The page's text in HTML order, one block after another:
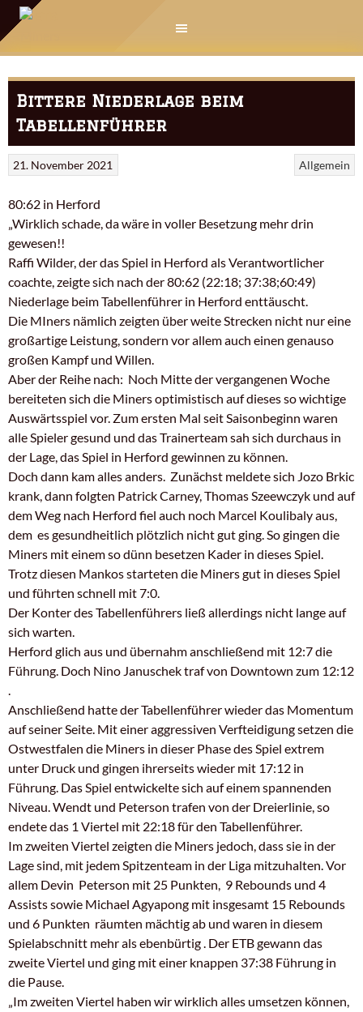
Springe
zum
Bittere Niederlage beim
Tabellenführer
Allgemein
21. November 2021
80:62 in Herford
„Wirklich schade, da wäre in voller Besetzung mehr drin
gewesen!!
Raffi Wilder, der das Spiel in Herford als Verantwortlicher
coachte, zeigte sich nach der 80:62 (22:18; 37:38;60:49)
Niederlage beim Tabellenführer in Herford enttäuscht.
Die MIners nämlich zeigten über weite Strecken nicht nur eine
großartige Leistung, sondern vor allem auch einen genauso
großen Kampf und Willen.
Aber der Reihe nach: Noch Mitte der vergangenen Woche
bereiteten sich die Miners optimistisch auf dieses so wichtige
Auswärtsspiel vor. Zum ersten Mal seit Saisonbeginn waren
alle Spieler gesund und das Trainerteam sah sich durchaus in
der Lage, das Spiel in Herford gewinnen zu können.
Doch dann kam alles anders. Zunächst meldete sich Jozo Brkic
krank, dann folgten Patrick Carney, Thomas Szeewczyk und auf
dem Weg nach Herford fiel auch noch Marcel Koulibaly aus,
dem es gesundheitlich plötzlich nicht gut ging. So gingen die
Miners mit einem so dünn besetzen Kader in dieses Spiel.
Trotz diesen Mankos starteten die Miners gut in dieses Spiel
und führten schnell mit 7:0.
Der Konter des Tabellenführers ließ allerdings nicht lange auf
sich warten.
Herford glich aus und übernahm anschließend mit 12:7 die
Führung. Doch Nino Januschek traf von Downtown zum 12:12
Anschließend hatte der Tabellenführer wieder das Momentum
auf seiner Seite. Mit einer aggressiven Verfteidigung setzen die
Ostwestfalen die Miners in dieser Phase des Spiel extrem
unter Druck und gingen ihrerseits wieder mit 17:12 in
Führung. Das Spiel entwickelte sich auf einem spannenden
Niveau. Wendt und Peterson trafen von der Dreierlinie, so
endete das 1 Viertel mit 22:18 für den Tabellenführer.
Im zweiten Viertel zeigten die Miners jedoch, dass sie in der
Lage sind, mit jedem Spitzenteam in der Liga mitzuhalten. Vor
allem Devin Peterson mit 25 Punkten, 9 Rebounds und 4
Assists sowie Michael Agyapong mit insgesamt 15 Rebounds
und 6 Punkten räumten mächtig ab und waren in diesem
Spielabschnitt mehr als ebenbürtig . Der ETB gewann das
zweite Viertel und ging mit einer knappen 37:38 Führung in
die Pause.
„Im zweiten Viertel haben wir wirklich alles umsetzen können,